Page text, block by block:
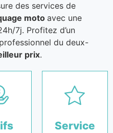
des services de
motoavec une
7j. Profitez d’un
du deux-
prix.
Service